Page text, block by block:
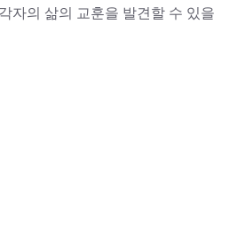
자의 삶의 교훈을 발견할 수 있을